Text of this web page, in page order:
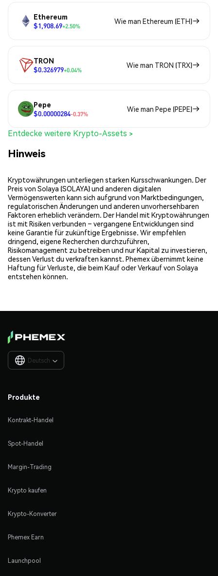
Ethereum
$1,908.69+2.50%
Wie man Ethereum (ETH)
TRON
$0.326979+0.04%
Wie man TRON (TRX)
Pepe
$0.00000284-0.37%
Wie man Pepe (PEPE)
Entdecke weitere Krypto-Assets >
Hinweis
Kryptowährungen unterliegen starken Kursschwankungen. Der
Preis von Solaya (SOLAYA) und anderen digitalen
Vermögenswerten kann sich aufgrund von Marktbedingungen,
regulatorischen Änderungen und anderen unvorhersehbaren
Faktoren erheblich verändern. Der Handel mit Kryptowährungen
ist mit Risiken verbunden – vergangene Entwicklungen sind
keine Garantie für zukünftige Ergebnisse. Wir empfehlen
dringend, eigene Recherchen durchzuführen,
Risikomanagement zu betreiben und nur Kapital zu investieren,
dessen Verlust du verkraften kannst. Phemex übernimmt keine
Haftung für Verluste, die beim Kauf oder Verkauf von Solaya
entstehen können.
Deutsch 
Produkte
Kontrakt-Handel
Spot-Handel
Margin-Trading
Krypto kaufen
Krypto-Konverter
Phemex Earn
Launchpool